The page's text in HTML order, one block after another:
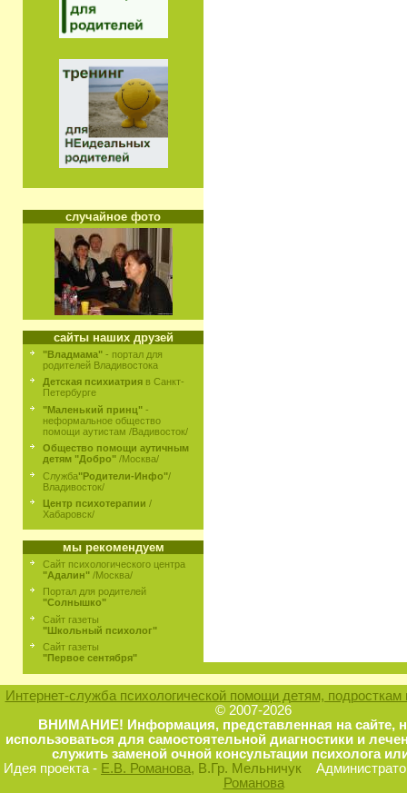
случайное фото
сайты наших друзей
"Владмама" - портал для
родителей Владивостока
Детская психиатрия в Санкт-
Петербурге
"Маленький принц" -
неформальное общество
помощи аутистам /Вадивосток/
Общество помощи аутичным
детям "Добро" /Москва/
Служба"Родители-Инфо"/
Владивосток/
Центр психотерапии /
Хабаровск/
мы рекомендуем
Сайт психологического центра
"Адалин" /Москва/
Портал для родителей
"Солнышко"
Сайт газеты
"Школьный психолог"
Сайт газеты
"Первое сентября"
Интернет-служба психологической помощи детям, подросткам
© 2007-2026
ВНИМАНИЕ! Информация, представленная на сайте,
использоваться для самостоятельной диагностики и
служить заменой очной консультации психолога
Идея проекта - Е.В. Романова, В.Гр. Мельничук
Романова